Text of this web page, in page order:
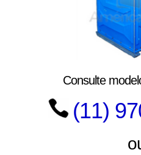
Consulte
(11)